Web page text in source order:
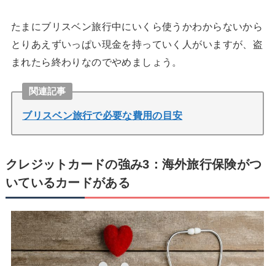
たまにブリスベン旅行中にいくら使うかわからないから
とりあえずいっぱい現金を持っていく人がいますが、盗
まれたら終わりなのでやめましょう。
関連記事
ブリスベン旅行で必要な費用の目安
クレジットカードの強み3：海外旅行保険がつ
いているカードがある